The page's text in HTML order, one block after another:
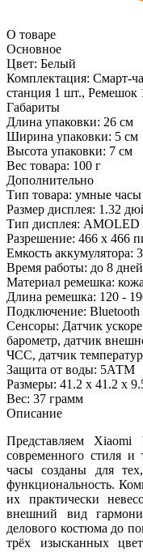
О товаре
Основное
Цвет: Белый
Комплектация: Смарт-
станция 1 шт., Ремешок
Габариты
Длина упаковки: 26 см
Ширина упаковки: 5 см
Высота упаковки: 7 см
Вес товара: 100 г
Дополнительно
Тип товара: умные часы
Размер дисплея: 1.32
Тип дисплея: AMOLED
Разрешение: 466 x 466
Емкость аккумулятора:
Время работы: до 8 дней
Материал ремешка: кожа
Длина ремешка: 120 -
Подключение: Bluetooth
Сенсоры: Датчик
барометр, датчик
ЧСС, датчик
Защита от воды: 5АТМ
Размеры: 41.2 x 41.2 x
Вес: 37 грамм
Описание
Представляем
современного стиля и
часы созданы для
функциональность.
их практически
внешний вид
делового костюма до
трёх изысканных